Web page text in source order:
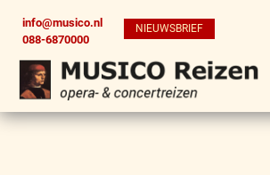
info@musico.nl
088-6870000
NIEUWSBRIEF